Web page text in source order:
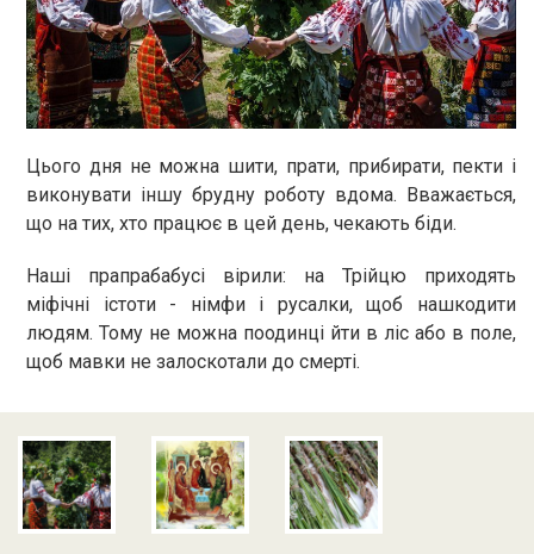
Цього дня не можна шити, прати, прибирати, пекти і
виконувати іншу брудну роботу вдома. Вважається,
що на тих, хто працює в цей день, чекають біди.
Наші прапрабабусі вірили: на Трійцю приходять
міфічні істоти - німфи і русалки, щоб нашкодити
людям. Тому не можна поодинці йти в ліс або в поле,
щоб мавки не залоскотали до смерті.